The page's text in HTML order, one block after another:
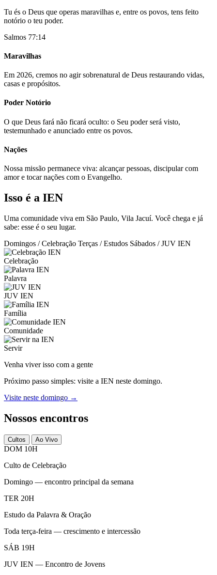
Tu és o Deus que operas maravilhas e, entre os povos, tens feito
notório o teu poder.
Salmos 77:14
Maravilhas
Em 2026, cremos no agir sobrenatural de Deus restaurando vidas,
casas e propósitos.
Poder Notório
O que Deus fará não ficará oculto: o Seu poder será visto,
testemunhado e anunciado entre os povos.
Nações
Nossa missão permanece viva: alcançar pessoas, discipular com
amor e tocar nações com o Evangelho.
Isso é a IEN
Uma comunidade viva em São Paulo, Vila Jacuí. Você chega e já
sabe: esse é o seu lugar.
Domingos / Celebração Terças / Estudos Sábados / JUV IEN
Celebração
Palavra
JUV IEN
Família
Comunidade
Servir
Venha viver isso com a gente
Próximo passo simples: visite a IEN neste domingo.
Visite neste domingo →
Nossos encontros
Cultos Ao Vivo
DOM 10H
Culto de Celebração
Domingo — encontro principal da semana
TER 20H
Estudo da Palavra & Oração
Toda terça-feira — crescimento e intercessão
SÁB 19H
JUV IEN — Encontro de Jovens